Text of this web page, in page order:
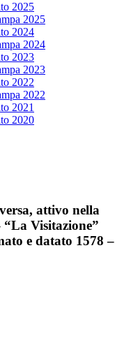
2025
2025
2024
2024
2023
2023
2022
2022
2021
2020
attivo nella
“La Visitazione”
e datato 1578 –